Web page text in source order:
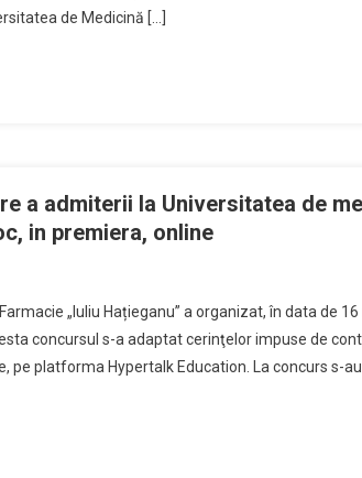
de Medicină […]
a admiterii la Universitatea de
in premiera, online
„Iuliu Hațieganu” a organizat, în data de
concursul s-a adaptat cerinţelor impuse de
pe platforma Hypertalk Education. La concurs s-